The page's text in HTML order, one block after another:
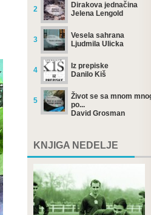
2
Dirakova jednačina
Jelena Lengold
3
Vesela sahrana
Ljudmila Ulicka
4
Iz prepiske
Danilo Kiš
5
Život se sa mnom
po...
David Grosman
KNJIGA NEDELJE